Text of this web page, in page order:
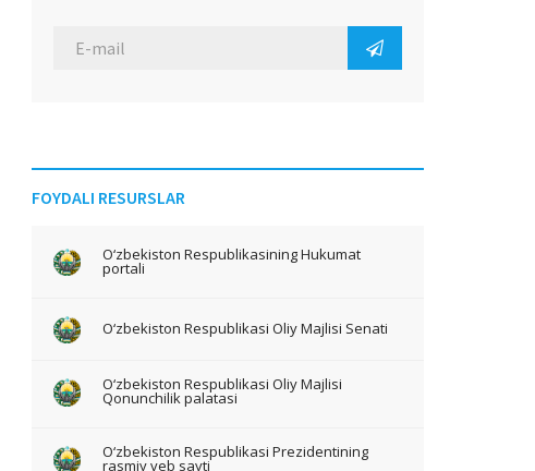
FOYDALI RESURSLAR
O‘zbekiston Respublikasining Hukumat
portali
O‘zbekiston Respublikasi Oliy Majlisi Senati
O‘zbekiston Respublikasi Oliy Majlisi
Qonunchilik palatasi
O‘zbekiston Respublikasi Prezidentining
rasmiy veb sayti